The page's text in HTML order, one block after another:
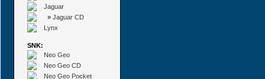
Jaguar
» Jaguar CD
Lynx
SNK:
Neo Geo
Neo Geo CD
Neo Geo Pocket